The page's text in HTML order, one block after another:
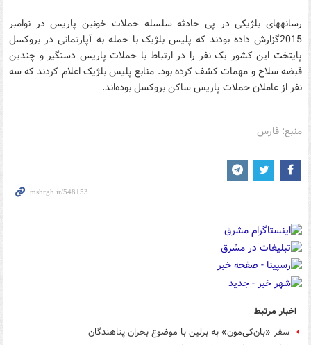
رسانه‎های بلژیکی در پی حادثه سلسله حملات خونین پاریس در نوامبر
2015گزارش داده بودند که پلیس بلژیک با حمله به آپارتمانی در بروکسل
پایتخت این کشور یک نفر را در ارتباط با حملات پاریس دستگیر و چندین
قبضه سلاح و مهمات کشف کرده بود. منابع پلیس بلژیک اعلام کردند که سه
نفر از عاملان حملات پاریس ساکن بروکسل بوده‌اند.
منبع: فارس
اخبار مرتبط
سفر «بان‌کی‌مون» به برلین با موضوع بحران پناهندگان